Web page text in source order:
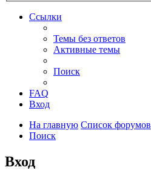
Ссылки
Темы без ответов
Активные темы
Поиск
FAQ
Вход
На главную Список форумов
Поиск
Вход